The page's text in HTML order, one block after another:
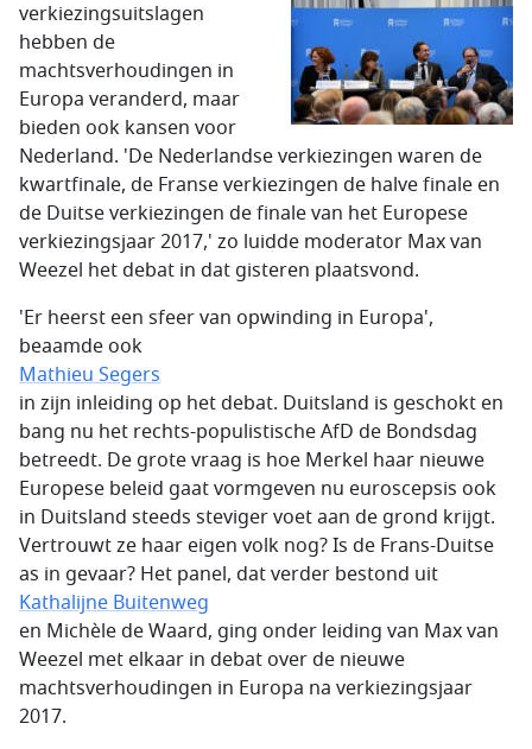
verkiezingsuitslagen
hebben de
machtsverhoudingen in
Europa veranderd, maar
bieden ook kansen voor
Nederland. 'De Nederlandse verkiezingen waren de
kwartfinale, de Franse verkiezingen de halve finale en
de Duitse verkiezingen de finale van het Europese
verkiezingsjaar 2017,' zo luidde moderator Max van
Weezel het debat in dat gisteren plaatsvond.
'Er heerst een sfeer van opwinding in Europa',
beaamde ook
Mathieu Segers
in zijn inleiding op het debat. Duitsland is geschokt en
bang nu het rechts-populistische AfD de Bondsdag
betreedt. De grote vraag is hoe Merkel haar nieuwe
Europese beleid gaat vormgeven nu euroscepsis ook
in Duitsland steeds steviger voet aan de grond krijgt.
Vertrouwt ze haar eigen volk nog? Is de Frans-Duitse
as in gevaar? Het panel, dat verder bestond uit
Kathalijne Buitenweg
en Michèle de Waard, ging onder leiding van Max van
Weezel met elkaar in debat over de nieuwe
machtsverhoudingen in Europa na verkiezingsjaar
2017.